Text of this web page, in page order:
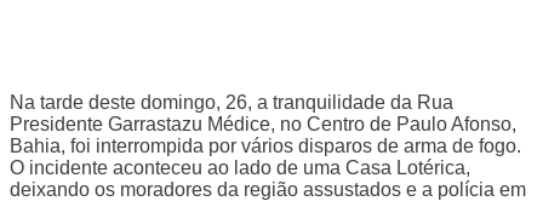
Na tarde deste domingo, 26, a tranquilidade da Rua
Presidente Garrastazu Médice, no Centro de Paulo Afonso,
Bahia, foi interrompida por vários disparos de arma de fogo.
O incidente aconteceu ao lado de uma Casa Lotérica,
deixando os moradores da região assustados e a polícia em